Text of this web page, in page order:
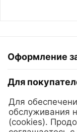
Оформление
Для
ТГ "Модный
Для
обслуживания
(cookies).